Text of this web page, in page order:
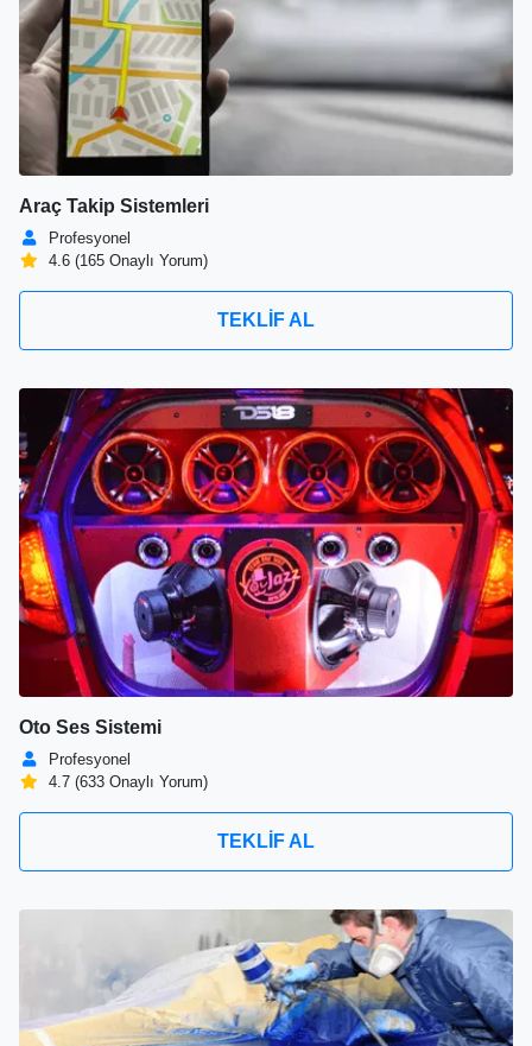
Araç Takip Sistemleri
Profesyonel
4.6 (165 Onaylı Yorum)
TEKLİF AL
Oto Ses Sistemi
Profesyonel
4.7 (633 Onaylı Yorum)
TEKLİF AL